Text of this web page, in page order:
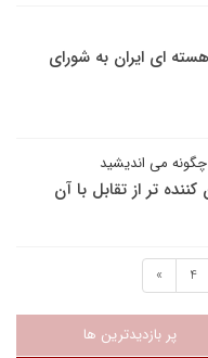
ای ایران به شورای
می اندیشید
کننده تر از تقابل با آن
4
»
پر بازدیدترین ها